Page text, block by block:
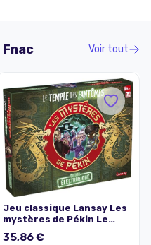
Fnac Voir tout
Jeu classique Lansay Les
mystères de Pékin Le
35,86 €